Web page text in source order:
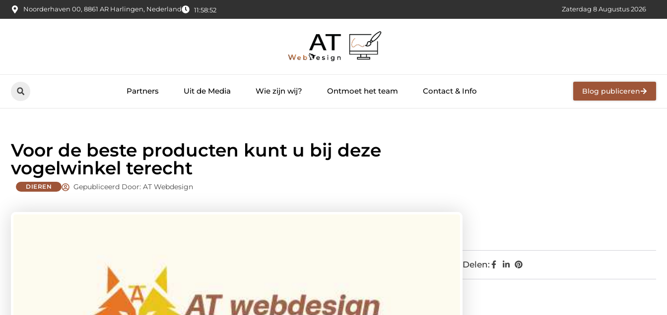
Noorderhaven 00, 8861 AR Harlingen, Nederland 11:58:53 Zaterdag 8 Augustus 2026
Partners Uit de Media Wie zijn wij? Ontmoet het team Contact & Info Blog publiceren
Voor de beste producten kunt u bij deze
vogelwinkel terecht
DIEREN Gepubliceerd Door: AT Webdesign
Delen: